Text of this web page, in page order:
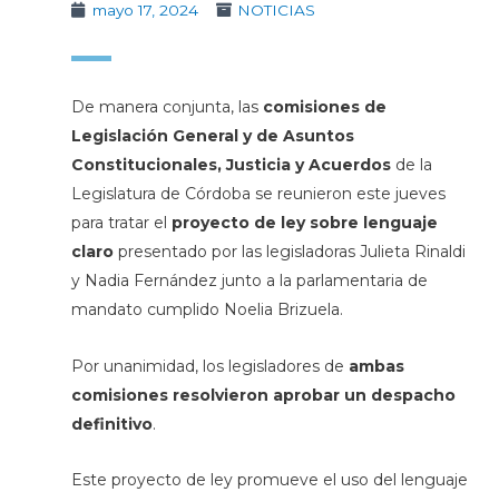
mayo 17, 2024
NOTICIAS
De manera conjunta, las comisiones de
Legislación General y de Asuntos
Constitucionales, Justicia y Acuerdosde la
Legislatura de Córdoba se reunieron este jueves
para tratar el proyecto de ley sobre lenguaje
claropresentado por las legisladoras Julieta Rinaldi
y Nadia Fernández junto a la parlamentaria de
mandato cumplido Noelia Brizuela.
Por unanimidad, los legisladores de ambas
comisiones resolvieron aprobar un despacho
definitivo.
Este proyecto de ley promueve el uso del lenguaje